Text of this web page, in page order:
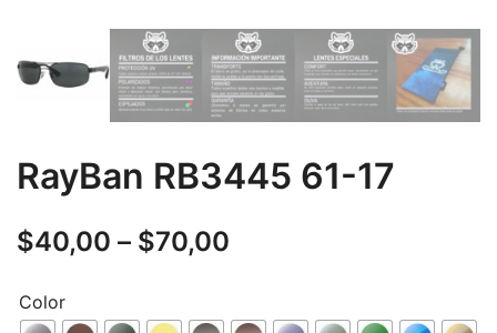
RayBan RB3445 61-17
$40,00 – $70,00
Color